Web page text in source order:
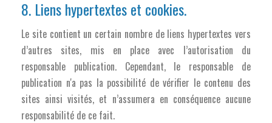
8. Liens hypertextes et cookies.
Le site contient un certain nombre de liens hypertextes vers
d’autres sites, mis en place avec l’autorisation du
responsable publication. Cependant, le responsable de
publication n'a pas la possibilité de vérifier le contenu des
sites ainsi visités, et n’assumera en conséquence aucune
responsabilité de ce fait.